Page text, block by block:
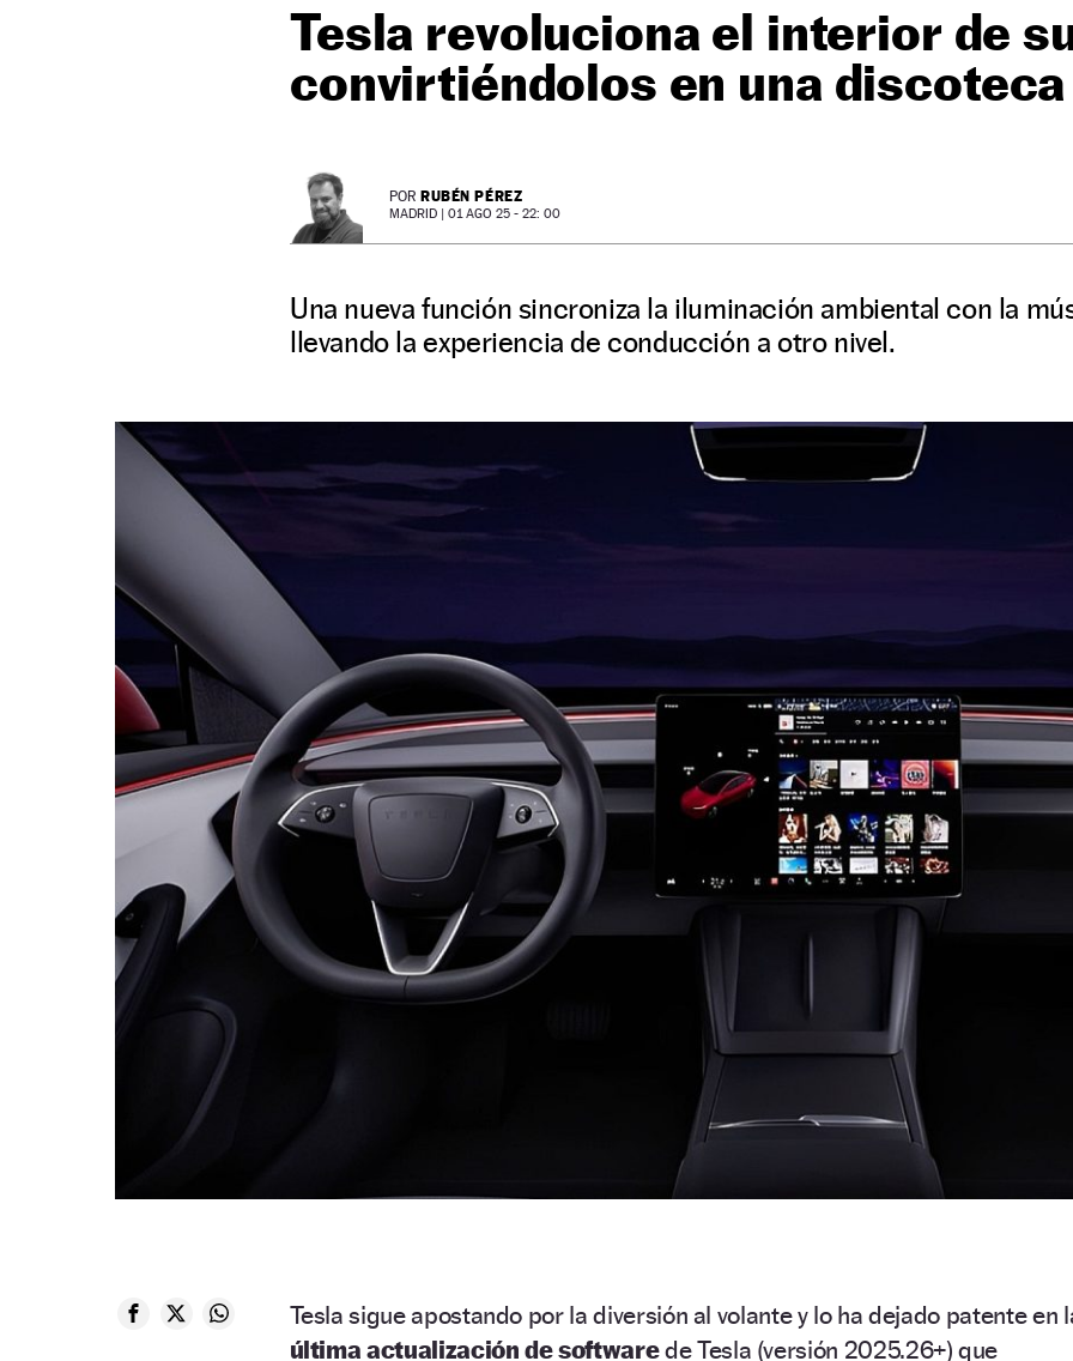
Tesla revoluciona el interior de
convirtiéndolos en una
POR RUBÉN PÉREZ
MADRID | 01 AGO 25 - 22: 00
Una nueva función sincroniza la iluminación ambiental con la
llevando la experiencia de conducción a otro nivel.
Tesla sigue apostando por la diversión al volante y lo ha dejado patente en
última actualización de softwarede Tesla (versión 2025.26+) que